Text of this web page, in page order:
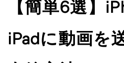
【簡単6選】
iPadに動画を